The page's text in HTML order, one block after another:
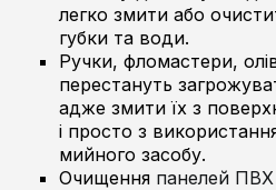
легко змити або
губки та води.
Ручки, фломастери,
перестануть
адже змити їх з
і просто з
мийного засобу.
Очищення панелей ПВХ